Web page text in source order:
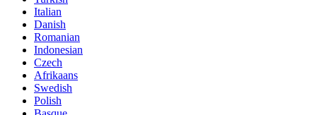
Italian
Danish
Romanian
Indonesian
Czech
Afrikaans
Swedish
Polish